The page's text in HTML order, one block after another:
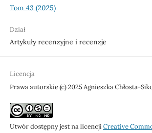
Tom 43 (2025)
Dział
Artykuły recenzyjne i recenzje
Licencja
Prawa autorskie (c) 2025 Agnieszka Chłosta-
Utwór dostępny jest na licencjiCreative